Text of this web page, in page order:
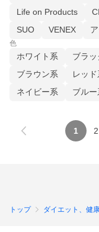
Life on Products
SUO
VENEX
色
ホワイト系 ブラッ
ブラウン系
レッド
ネイビー系
ブルー
1 2
トップ ダイエット、健